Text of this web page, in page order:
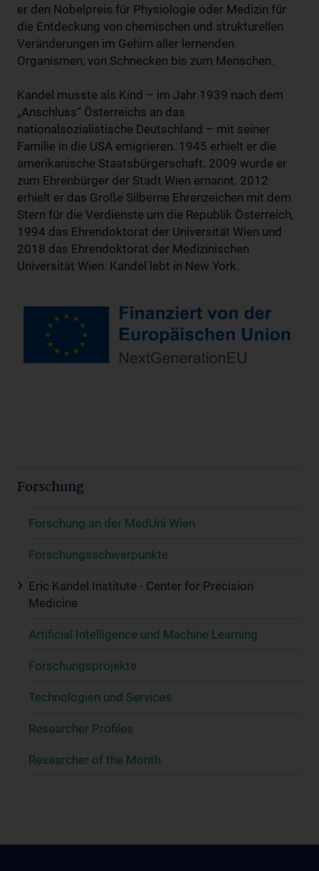
er den Nobelpreis für Physiologie oder Medizin für
die Entdeckung von chemischen und strukturellen
Veränderungen im Gehirn aller lernenden
Organismen, von Schnecken bis zum Menschen.
Kandel musste als Kind – im Jahr 1939 nach dem
„Anschluss“ Österreichs an das
nationalsozialistische Deutschland – mit seiner
Familie in die USA emigrieren. 1945 erhielt er die
amerikanische Staatsbürgerschaft. 2009 wurde er
zum Ehrenbürger der Stadt Wien ernannt. 2012
erhielt er das Große Silberne Ehrenzeichen mit dem
Stern für die Verdienste um die Republik Österreich,
1994 das Ehrendoktorat der Universität Wien und
2018 das Ehrendoktorat der Medizinischen
Universität Wien. Kandel lebt in New York.
Forschung
Forschung an der MedUni Wien
Forschungsschwerpunkte
Eric Kandel Institute - Center for Precision
Medicine
Artificial Intelligence und Machine Learning
Forschungsprojekte
Technologien und Services
Researcher Profiles
Researcher of the Month